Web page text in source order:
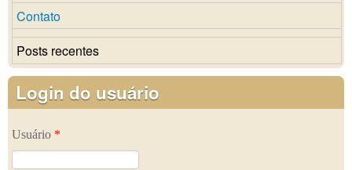
Contato
Posts recentes
Login do usuário
Usuário *